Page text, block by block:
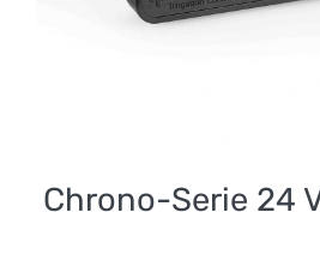
Chrono-Serie 24